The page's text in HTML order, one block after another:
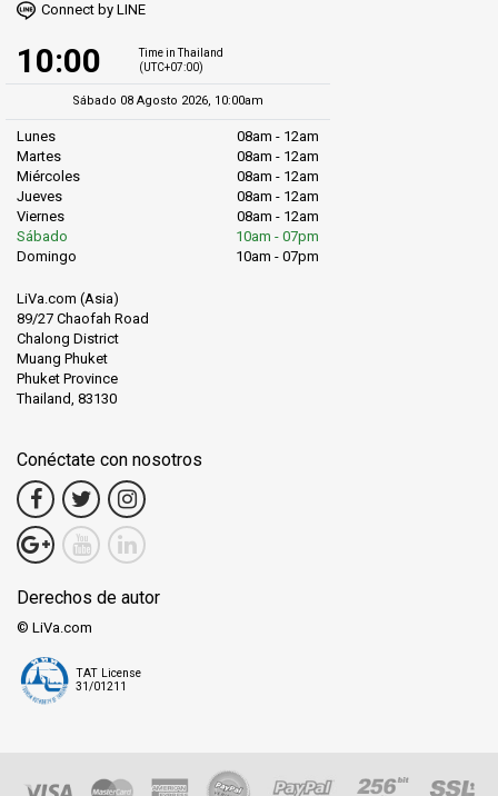
Connect by LINE
10:00
Time in Thailand
(UTC+07:00)
Sábado 08 Agosto 2026, 10:00am
Lunes
08am - 12am
Martes
08am - 12am
Miércoles
08am - 12am
Jueves
08am - 12am
Viernes
08am - 12am
Sábado
10am - 07pm
Domingo
10am - 07pm
LiVa.com (Asia)
89/27 Chaofah Road
Chalong District
Muang Phuket
Phuket Province
Thailand, 83130
Conéctate con nosotros
Derechos de autor
© LiVa.com
TAT License
31/01211